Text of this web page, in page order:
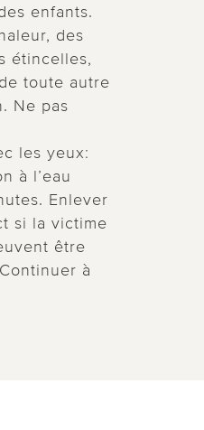
enfants.
des
étincelles,
toute autre
Ne pas
les yeux:
à l’eau
Enlever
si la victime
être
à